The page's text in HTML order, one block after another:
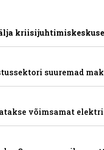
suuremad
võimsamat